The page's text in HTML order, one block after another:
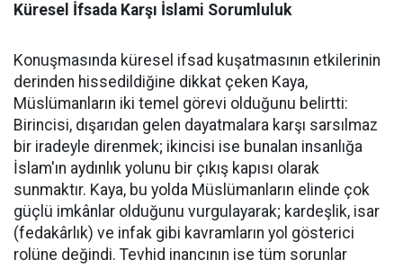
Küresel İfsada Karşı İslami Sorumluluk
Konuşmasında küresel ifsad kuşatmasının etkilerinin
derinden hissedildiğine dikkat çeken Kaya,
Müslümanların iki temel görevi olduğunu belirtti:
Birincisi, dışarıdan gelen dayatmalara karşı sarsılmaz
bir iradeyle direnmek; ikincisi ise bunalan insanlığa
İslam'ın aydınlık yolunu bir çıkış kapısı olarak
sunmaktır. Kaya, bu yolda Müslümanların elinde çok
güçlü imkânlar olduğunu vurgulayarak; kardeşlik, isar
(fedakârlık) ve infak gibi kavramların yol gösterici
rolüne değindi. Tevhid inancının ise tüm sorunlar